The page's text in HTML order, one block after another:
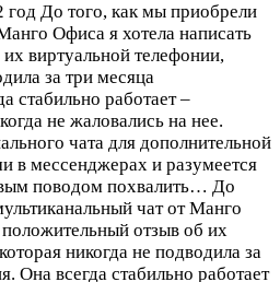
год До того, как мы приобрели
Офиса я хотела написать
виртуальной телефонии,
за три месяца
стабильно работает –
не жаловались на нее.
чата для дополнительной
в мессенджерах и разумеется
поводом похвалить… До
чат от Манго
отзыв об их
никогда не подводила за
Она всегда стабильно работает